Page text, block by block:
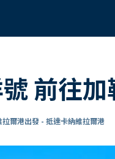
前往
拉爾港出發 - 抵達卡納維拉爾港